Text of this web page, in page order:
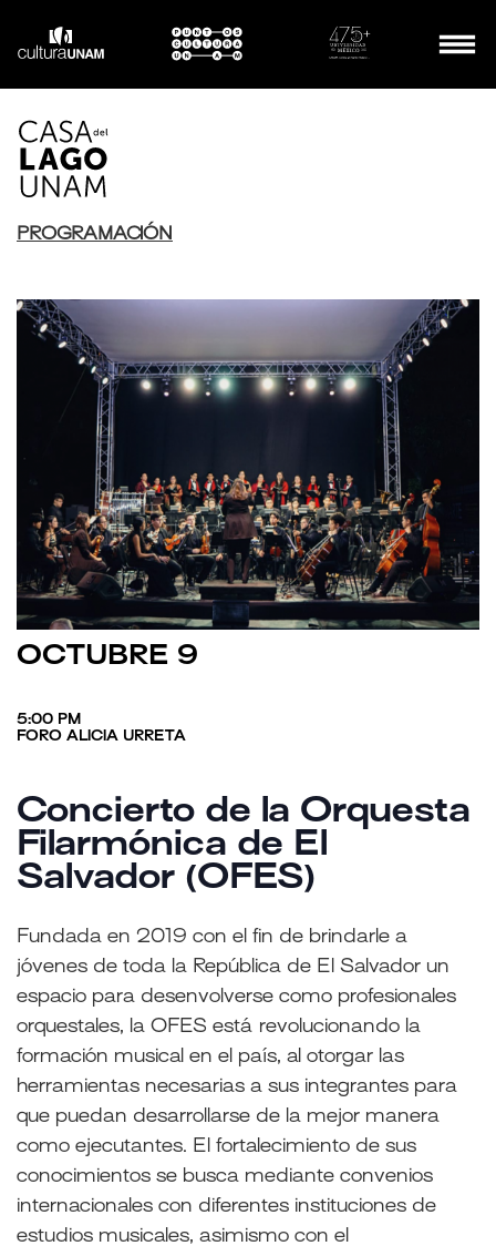
PROGRAMACIÓN
OCTUBRE 9
5:00 PM
FORO ALICIA URRETA
Concierto de la Orquesta
Filarmónica de El
Salvador (OFES)
Fundada en 2019 con el fin de brindarle a
jóvenes de toda la República de El Salvador un
espacio para desenvolverse como profesionales
orquestales, la OFES está revolucionando la
formación musical en el país, al otorgar las
herramientas necesarias a sus integrantes para
que puedan desarrollarse de la mejor manera
como ejecutantes. El fortalecimiento de sus
conocimientos se busca mediante convenios
internacionales con diferentes instituciones de
estudios musicales, asimismo con el